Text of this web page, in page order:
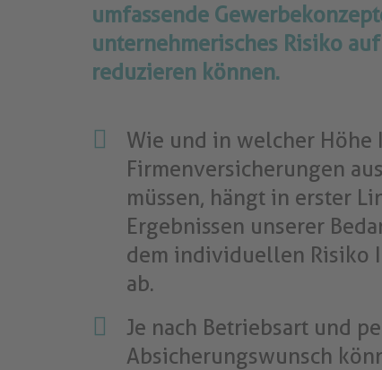
umfassende
unternehmerisches Risiko
reduzieren können.
Wie und in welcher Höhe
Firmenversicherungen
müssen, hängt in erster
Ergebnissen unserer
dem individuellen Risiko
ab.
Je nach Betriebsart und
Absicherungswunsch